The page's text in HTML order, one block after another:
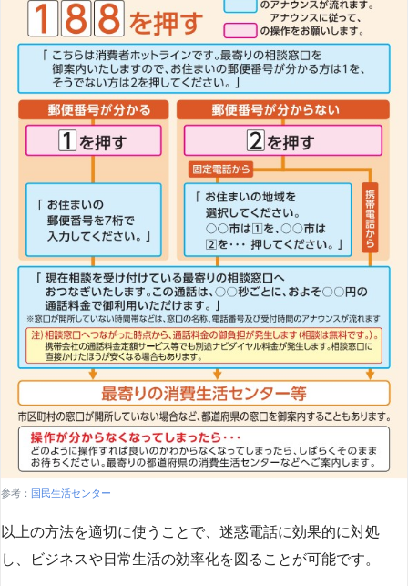
参考： 国民生活センター
以上の方法を適切に使うことで、迷惑電話に効果的に対処
し、ビジネスや日常生活の効率化を図ることが可能です。